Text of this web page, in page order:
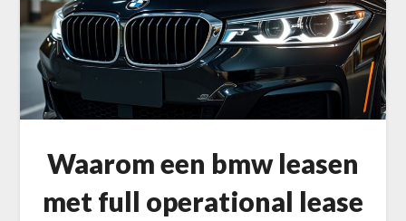
Waarom een bmw leasen
met full operational lease